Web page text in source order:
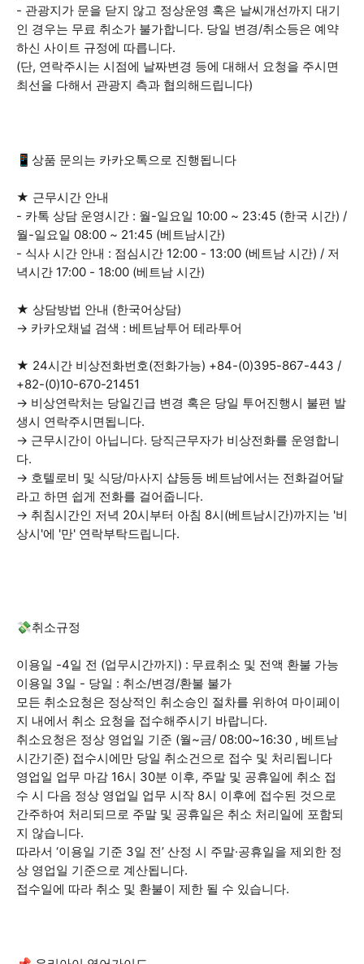
- 관광지가 문을 닫지 않고 정상운영 혹은 날씨개선까지 대기
인 경우는 무료 취소가 불가합니다. 당일 변경/취소등은 예약
하신 사이트 규정에 따릅니다.
(단, 연락주시는 시점에 날짜변경 등에 대해서 요청을 주시면
최선을 다해서 관광지 측과 협의해드립니다)
📱상품 문의는 카카오톡으로 진행됩니다
★ 근무시간 안내
- 카톡 상담 운영시간 : 월-일요일 10:00 ~ 23:45 (한국 시간) /
월-일요일 08:00 ~ 21:45 (베트남시간)
- 식사 시간 안내 : 점심시간 12:00 - 13:00 (베트남 시간) / 저
녁시간 17:00 - 18:00 (베트남 시간)
★ 상담방법 안내 (한국어상담)
→ 카카오채널 검색 : 베트남투어 테라투어
★ 24시간 비상전화번호(전화가능) +84-(0)395-867-443 /
+82-(0)10-670-21451
→ 비상연락처는 당일긴급 변경 혹은 당일 투어진행시 불편 발
생시 연락주시면됩니다.
→ 근무시간이 아닙니다. 당직근무자가 비상전화를 운영합니
다.
→ 호텔로비 및 식당/마사지 샵등등 베트남에서는 전화걸어달
라고 하면 쉽게 전화를 걸어줍니다.
→ 취침시간인 저녁 20시부터 아침 8시(베트남시간)까지는 '비
상시'에 '만' 연락부탁드립니다.
💸취소규정
이용일 -4일 전 (업무시간까지) : 무료취소 및 전액 환불 가능
이용일 3일 - 당일 : 취소/변경/환불 불가
모든 취소요청은 정상적인 취소승인 절차를 위하여 마이페이
지 내에서 취소 요청을 접수해주시기 바랍니다.
취소요청은 정상 영업일 기준 (월~금/ 08:00~16:30 , 베트남
시간기준) 접수시에만 당일 취소건으로 접수 및 처리됩니다
영업일 업무 마감 16시 30분 이후, 주말 및 공휴일에 취소 접
수 시 다음 정상 영업일 업무 시작 8시 이후에 접수된 것으로
간주하여 처리되므로 주말 및 공휴일은 취소 처리일에 포함되
지 않습니다.
따라서 ‘이용일 기준 3일 전’ 산정 시 주말·공휴일을 제외한 정
상 영업일 기준으로 계산됩니다.
접수일에 따라 취소 및 환불이 제한 될 수 있습니다.